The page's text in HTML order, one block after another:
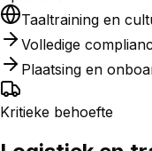
Taaltraining en
Volledige
Plaatsing en
Kritieke behoefte